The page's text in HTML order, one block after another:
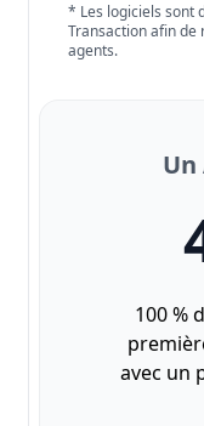
* Les logiciels sont
Transaction afin de
agents.
100 %
avec un